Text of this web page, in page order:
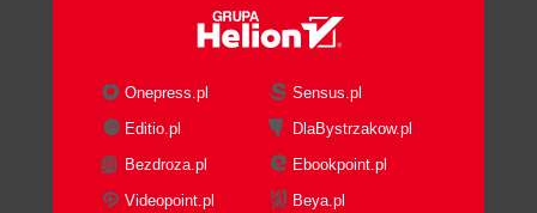
Onepress.pl
Sensus.pl
Editio.pl
DlaBystrzakow.pl
Bezdroza.pl
Ebookpoint.pl
Videopoint.pl
Beya.pl